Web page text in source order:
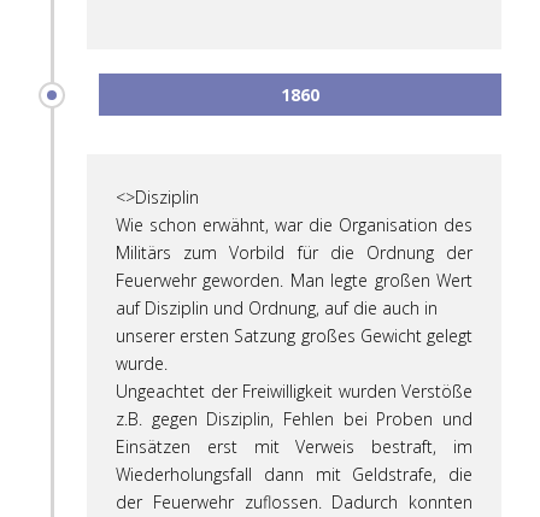
1860
<>Disziplin
Wie schon erwähnt, war die Organisation des
Militärs zum Vorbild für die Ordnung der
Feuerwehr geworden. Man legte großen Wert
auf Disziplin und Ordnung, auf die auch in
unserer ersten Satzung großes Gewicht gelegt
wurde.
Ungeachtet der Freiwilligkeit wurden Verstöße
z.B. gegen Disziplin, Fehlen bei Proben und
Einsätzen erst mit Verweis bestraft, im
Wiederholungsfall dann mit Geldstrafe, die
der Feuerwehr zuflossen. Dadurch konnten